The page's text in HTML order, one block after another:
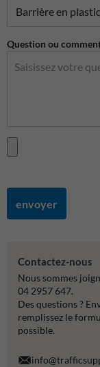
Question ou
envoyer
Contactez-nous
Nous sommes
04 2957 647.
Des questions ?
remplissez le
possible.